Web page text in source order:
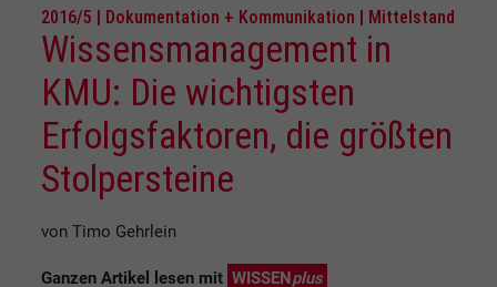
2016/5 | Dokumentation + Kommunikation | Mittelstand
Wissensmanagement in
KMU: Die wichtigsten
Erfolgsfaktoren, die größten
Stolpersteine
von Timo Gehrlein
Ganzen Artikel lesen mit WISSENplus